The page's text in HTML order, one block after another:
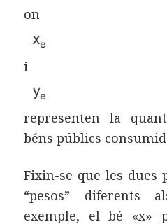
on
i
representen la
béns públics
Fixin-se que les dues
“pesos” diferents
exemple, el bé «x»